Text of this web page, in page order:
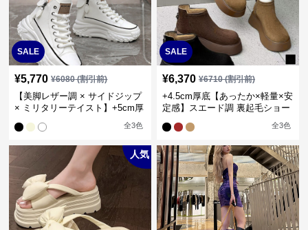
SALE
¥5,770 ¥6080(割引前)
【美脚レザー調 × サイドジップ
× ミリタリーテイスト】+5cm厚
全3色
SALE
¥6,370 ¥6710(割引前)
+4.5cm厚底【あったか×軽量×安
定感】スエード調 裏起毛ショー
全3色
人気